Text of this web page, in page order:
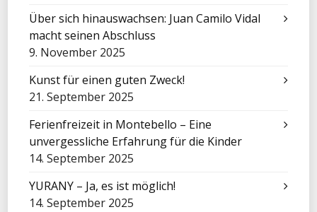
Über sich hinauswachsen: Juan Camilo Vidal
macht seinen Abschluss
9. November 2025
Kunst für einen guten Zweck!
21. September 2025
Ferienfreizeit in Montebello – Eine
unvergessliche Erfahrung für die Kinder
14. September 2025
YURANY – Ja, es ist möglich!
14. September 2025